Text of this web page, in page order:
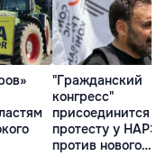
"Гражданский
конгресс"
присоединится к
протесту у НАРЭ
против нового